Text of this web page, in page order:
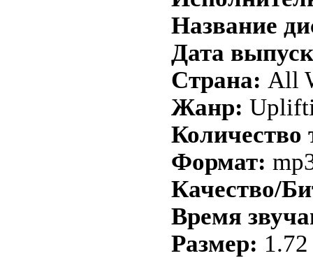
Название
Дата
Страна: All
Жанр:
Количество
Формат:
Качество/
Время
Размер: